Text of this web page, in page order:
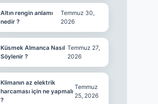
Altın rengin anlamı
nedir ?
Temmuz 30,
2026
Küsmek Almanca Nasıl
Söylenir ?
Temmuz 27,
2026
Klimanın az elektrik
harcaması için ne yapmalı
?
Temmuz
25, 2026